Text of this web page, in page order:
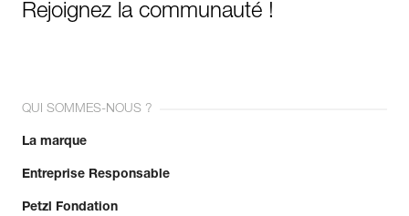
Rejoignez la communauté !
QUI SOMMES-NOUS ?
La marque
Entreprise Responsable
Petzl Fondation